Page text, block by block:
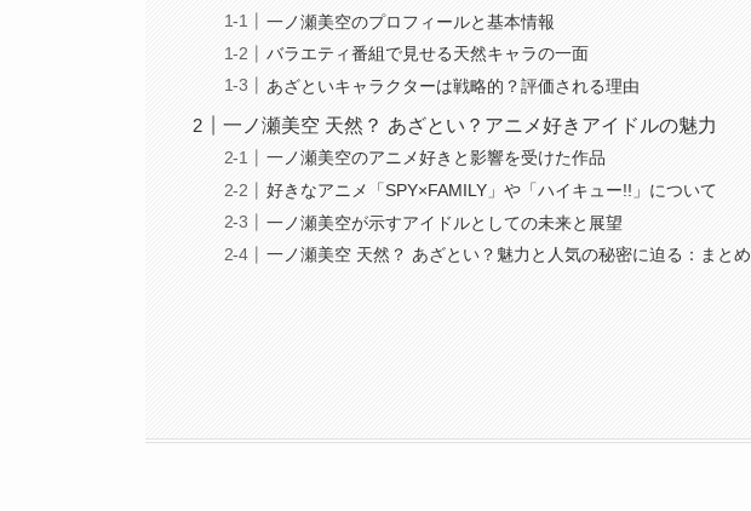
一ノ瀬美空のプロフィールと基本情報
バラエティ番組で見せる天然キャラの一面
あざといキャラクターは戦略的？評価される理由
一ノ瀬美空 天然？ あざとい？アニメ好きアイドルの魅力
一ノ瀬美空のアニメ好きと影響を受けた作品
好きなアニメ「SPY×FAMILY」や「ハイキュー!!」について
一ノ瀬美空が示すアイドルとしての未来と展望
一ノ瀬美空 天然？ あざとい？魅力と人気の秘密に迫る：まとめ